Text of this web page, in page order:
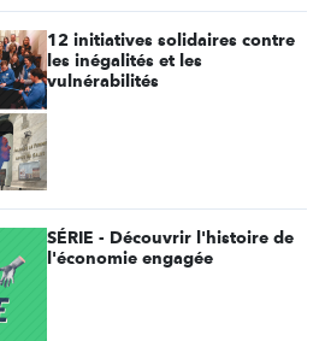
12 initiatives solidaires contre
les inégalités et les
vulnérabilités
SÉRIE - Découvrir l'histoire de
l'économie engagée